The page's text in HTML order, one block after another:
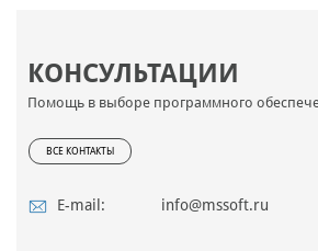
КОНСУЛЬТАЦИИ
Помощь в выборе программного
ВСЕ КОНТАКТЫ
E-mail: info@mssoft.ru